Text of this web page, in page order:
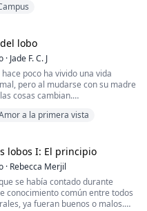
cuenta de que Kayler está en las
antes: fiestas cada fin de
misteriosas. Todo le parece
en los inicios ¿a eso quiere
ella lo puede hacer mucho
de comunicación entre ambos
errores, pero hay un chico
lobo
· Jade F. C. J
poco ha vivido una vida
pero al mudarse con su madre
cosas cambian.
Brown, el chico más sexy y
algo raro y oculto que por su
idea de que fuera un hombre
a la primera vista
lobos I: El principio
· Rebecca Merjil
se había contado durante
conocimiento común entre todos
ya fueran buenos o malos.